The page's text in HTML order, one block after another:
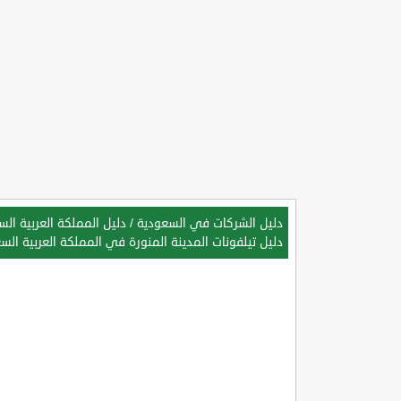
دليل الشركات في السعودية / دليل المملكة العربية
دليل تيلفونات المدينة المنورة في المملكة العربية